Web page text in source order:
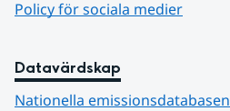
Policy för sociala medier
Datavärdskap
Nationella emissionsdatabasen